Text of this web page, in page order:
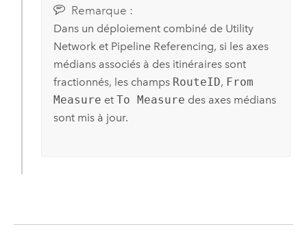
Remarque :
Dans un déploiement combiné de Utility
Networket Pipeline Referencing, si les axes
médians associés à des itinéraires sont
fractionnés, les champs RouteID, From
Measure et To Measure des axes médians
sont mis à jour.